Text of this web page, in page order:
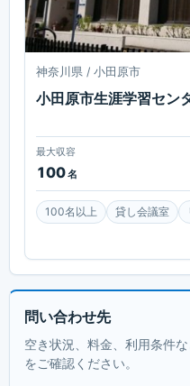
神奈川県 / 小田原市
小田原市生涯学習セン
最大収容
100名
100名以上 貸し会議室
問い合わせ先
空き状況、料金、利用条件
をご確認ください。